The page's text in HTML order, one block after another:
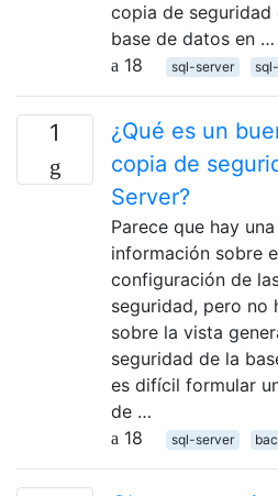
copia de seguridad
base de datos en …
18
sql-server
1
¿Qué es un
copia de
Server?
Parece que hay
información sobre
configuración de
seguridad, pero no
sobre la vista
seguridad de la
es difícil formular
de …
18
sql-server